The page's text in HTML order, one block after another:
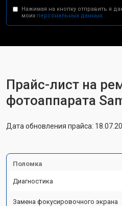
Нажимая на кнопку отправить я
моих персональных данных.
Прайс-лист на
фотоаппарата
Дата обновления прайса:
Поломка
Диагностика
Замена фокусировочного экрана